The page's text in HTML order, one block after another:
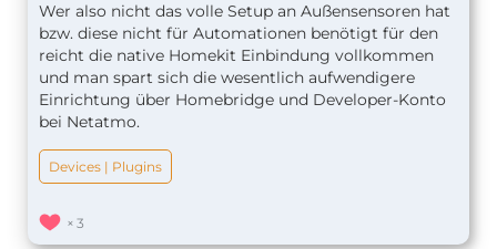
Wer also nicht das volle Setup an Außensensoren hat
bzw. diese nicht für Automationen benötigt für den
reicht die native Homekit Einbindung vollkommen
und man spart sich die wesentlich aufwendigere
Einrichtung über Homebridge und Developer-Konto
bei Netatmo.
Devices | Plugins
3